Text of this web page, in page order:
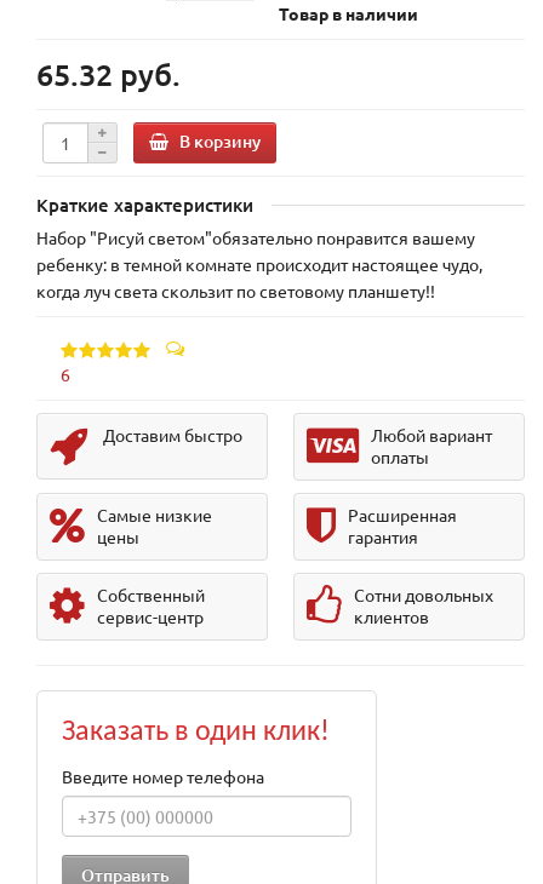
Товар в наличии
65.32 руб.
В корзину
Краткие характеристики
Набор "Рисуй светом"обязательно понравится вашему
ребенку: в темной комнате происходит настоящее чудо,
когда луч света скользит по световому планшету!!
6
Доставим быстро
Любой вариант
оплаты
Самые низкие
цены
Расширенная
гарантия
Собственный
сервис-центр
Сотни довольных
клиентов
Заказать в один клик!
Введите номер телефона